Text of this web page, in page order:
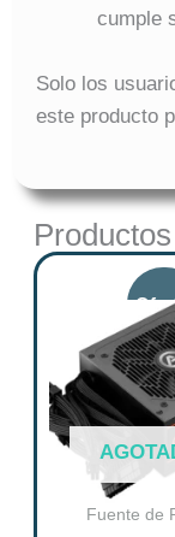
cumple
Solo los
este producto
Fuente de
$